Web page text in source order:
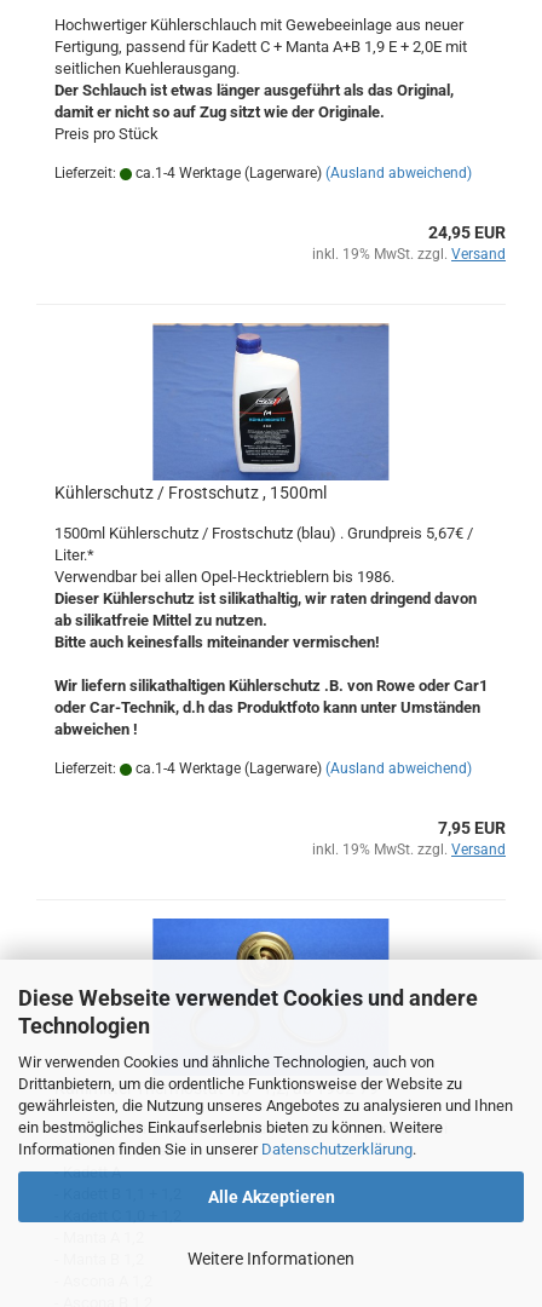
Diese Webseite verwendet Cookies und andere
Technologien
Wir verwenden Cookies und ähnliche Technologien, auch von
Drittanbietern, um die ordentliche Funktionsweise der Website zu
gewährleisten, die Nutzung unseres Angebotes zu analysieren und Ihnen
ein bestmögliches Einkaufserlebnis bieten zu können. Weitere
Informationen finden Sie in unserer Datenschutzerklärung.
Alle Akzeptieren
Weitere Informationen
Hochwertiger Kühlerschlauch mit Gewebeeinlage aus neuer
Fertigung, passend für Kadett C + Manta A+B 1,9 E + 2,0E mit
seitlichen Kuehlerausgang.
Der Schlauch ist etwas länger ausgeführt als das Original,
damit er nicht so auf Zug sitzt wie der Originale.
Preis pro Stück
Lieferzeit: ca.1-4 Werktage (Lagerware) (Ausland abweichend)
24,95 EUR
inkl. 19% MwSt. zzgl. Versand
Kühlerschutz / Frostschutz , 1500ml
1500ml Kühlerschutz / Frostschutz (blau) . Grundpreis 5,67€ /
Liter.*
Verwendbar bei allen Opel-Hecktrieblern bis 1986.
Dieser Kühlerschutz ist silikathaltig, wir raten dringend davon
ab silikatfreie Mittel zu nutzen.
Bitte auch keinesfalls miteinander vermischen!
Wir liefern silikathaltigen Kühlerschutz .B. von Rowe oder Car1
oder Car-Technik, d.h das Produktfoto kann unter Umständen
abweichen !
Lieferzeit: ca.1-4 Werktage (Lagerware) (Ausland abweichend)
7,95 EUR
inkl. 19% MwSt. zzgl. Versand
Kühlmittel-Thermostat 1,0 - 1,2, ab 1962-79
Kühlmittel-Thermostat aus neuer Produktion, passend bei
folgenden Modellen:
- Kadett A